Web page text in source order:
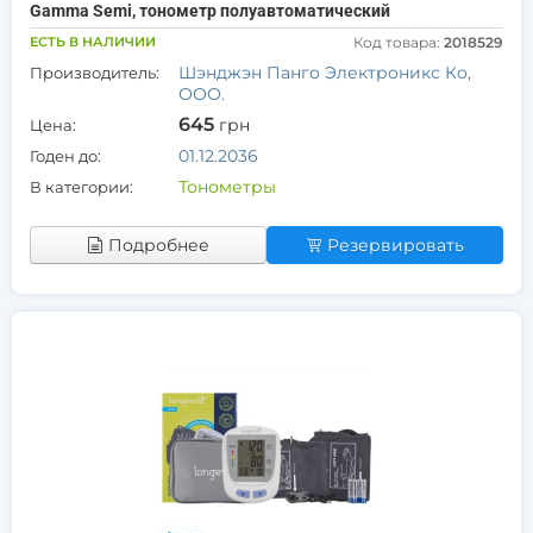
Gamma Semi, тонометр полуавтоматический
ЕСТЬ В НАЛИЧИИ Код товара: 2018529
Производитель:
Шэнджэн Панго Электроникс Ко,
ООО.
Цена: 645 грн
Годен до: 01.12.2036
В категории: Тонометры
Подробнее Резервировать